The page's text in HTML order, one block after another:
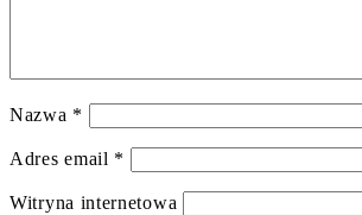
Nazwa *
Adres email *
Witryna internetowa